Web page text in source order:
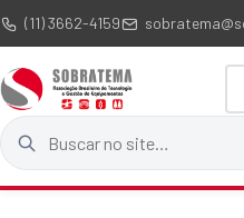
(11) 3662-4159
Buscar no site